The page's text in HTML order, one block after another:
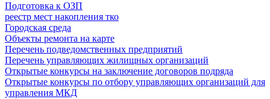
Подготовка к ОЗП
реестр мест накопления тко
Городская среда
Объекты ремонта на карте
Перечень подведомственных предприятий
Перечень управляющих жилищных организаций
Открытые конкурсы на заключение договоров подряда
Открытые конкурсы по отбору управляющих организаций для
управления МКД